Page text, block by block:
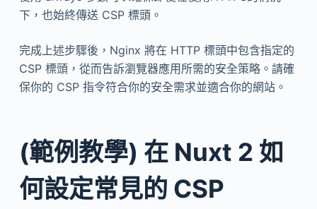
下，也始終傳送 CSP 標頭。
完成上述步驟後，Nginx 將在 HTTP 標頭中包含指定的
CSP 標頭，從而告訴瀏覽器應用所需的安全策略。請確
保你的 CSP 指令符合你的安全需求並適合你的網站。
(範例教學) 在 Nuxt 2 如
何設定常見的 CSP